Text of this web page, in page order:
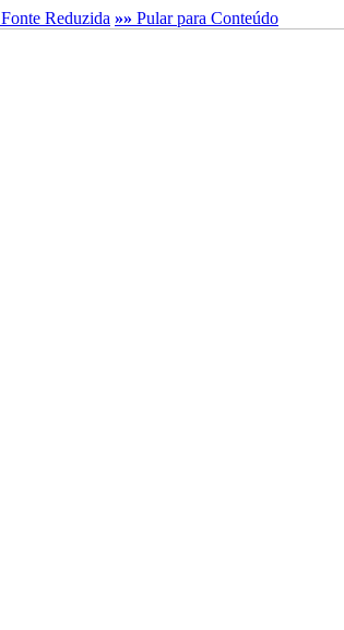
Fonte Reduzida »» Pular para Conteúdo